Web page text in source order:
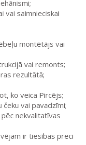
vai saimnieciskai
montētājs vai
vai remonts;
rezultātā;
ko veica Pircējs;
vai pavadzīmi;
nekvalitatīvas
ir tiesības preci